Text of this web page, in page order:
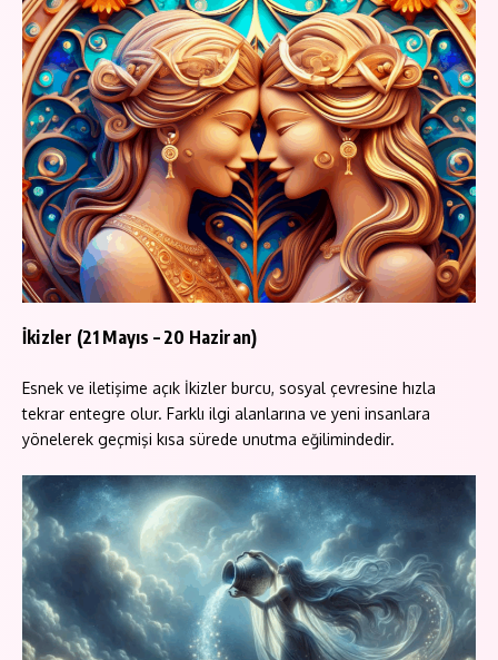
İkizler (21 Mayıs – 20 Haziran)
Esnek ve iletişime açık İkizler burcu, sosyal çevresine hızla
tekrar entegre olur. Farklı ilgi alanlarına ve yeni insanlara
yönelerek geçmişi kısa sürede unutma eğilimindedir.